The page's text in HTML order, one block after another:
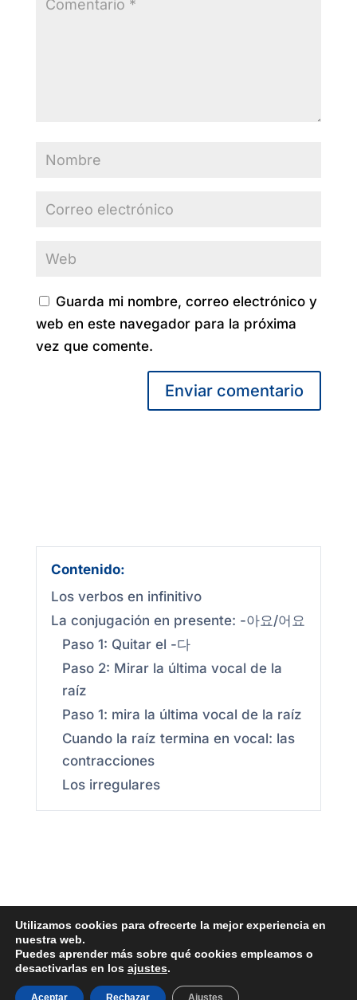
Guarda mi nombre, correo electrónico y
web en este navegador para la próxima
vez que comente.
Enviar comentario
Contenido:
Los verbos en infinitivo
La conjugación en presente: -아요/어요
Paso 1: Quitar el -다
Paso 2: Mirar la última vocal de la
raíz
Paso 1: mira la última vocal de la raíz
Cuando la raíz termina en vocal: las
contracciones
Los irregulares
Contacto|Blog|Política de Privacidad|
Condiciones de Uso
Utilizamos cookies para ofrecerte la mejor experiencia en
nuestra web.
Puedes aprender más sobre qué cookies empleamos o
desactivarlas en los ajustes.
Aceptar Rechazar Ajustes